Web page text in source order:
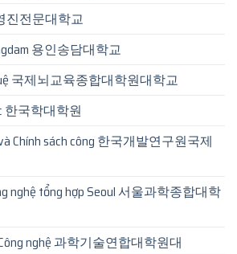
진전문대학교
용인송담대학교
국제뇌교육종합대학원대학교
한국학대학원
Chính sách công 한국개발연구원국제
nghệ tổng hợp Seoul 서울과학종합대학
nghệ 과학기술연합대학원대